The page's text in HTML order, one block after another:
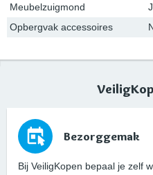
Meubelzuigmond
Opbergvak accessoires
Bezorggemak
Bij VeiligKopen bepaal je zelf